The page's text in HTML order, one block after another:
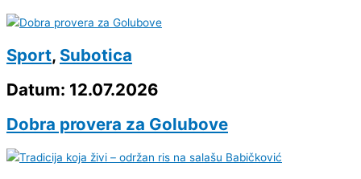
Sport, Subotica
Datum: 12.07.2026
Dobra provera za Golubove